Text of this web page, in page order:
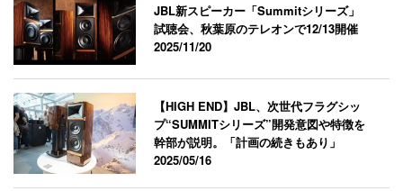
JBL新スピーカー「Summitシリーズ」
試聴会、秋葉原のテレオンで12/13開催
2025/11/20
【HIGH END】JBL、次世代フラグシッ
プ“SUMMITシリーズ”開発意図や特徴を
幹部が説明。「計画の続きもあり」
2025/05/16